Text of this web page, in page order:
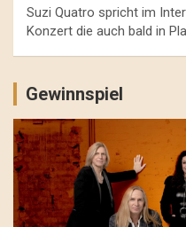
Suzi Quatro spricht im
Konzert die auch bald in
Gewinnspiel